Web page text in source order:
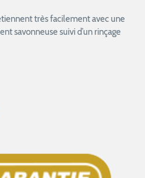
très facilement avec une
savonneuse suivi d’un rinçage